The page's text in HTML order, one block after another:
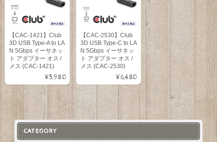
【CAC-1421】Club
3D USB Type-A to LA
N 5Gbps イーサネッ
ト アダプター オス /
メス (CAC-1421)
¥5,980
【CAC-2530】Club
3D USB Type-C to LA
N 5Gbps イーサネッ
ト アダプター オス /
メス (CAC-2530)
¥6,480
CATEGORY